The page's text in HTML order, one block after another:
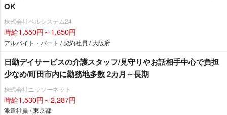
OK
株式会社ベルシステム24
時給1,550円～1,650円
アルバイト・パート / 契約社員 / 大阪府
日勤デイサービスの介護スタッフ/見守りやお話相手中心で負担
少なめ/町田市内に勤務地多数 2カ月～長期
株式会社ニッソーネット
時給1,530円～2,287円
派遣社員 / 東京都